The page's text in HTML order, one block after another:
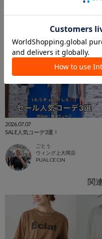
2026.07.07
SALE人気コーデ3選！
ごとう
ウィング上大岡店
PUAL CE CIN